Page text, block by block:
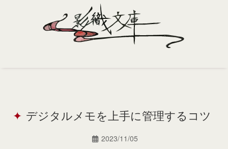
Portfolio
デジタルメモを上手に管理するコツ
2023/11/05